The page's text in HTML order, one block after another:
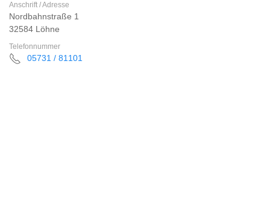
Anschrift / Adresse
Nordbahnstraße 1
32584 Löhne
Telefonnummer
05731 / 81101